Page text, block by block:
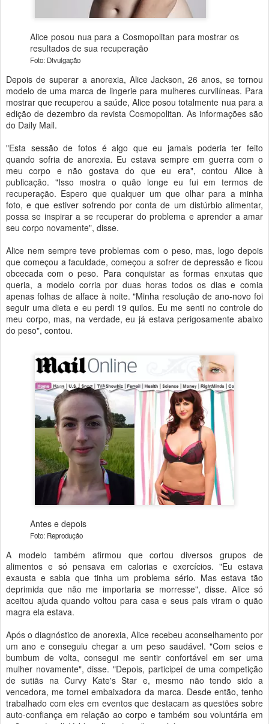
Alice posou nua para a Cosmopolitan para mostrar os
resultados de sua recuperação
Foto: Divulgação
Depois de superar a anorexia, Alice Jackson, 26 anos, se tornou
modelo de uma marca de lingerie para mulheres curvilíneas. Para
mostrar que recuperou a saúde, Alice posou totalmente nua para a
edição de dezembro da revista Cosmopolitan. As informações são
do Daily Mail.
"Esta sessão de fotos é algo que eu jamais poderia ter feito
quando sofria de anorexia. Eu estava sempre em guerra com o
meu corpo e não gostava do que eu era", contou Alice à
publicação. "Isso mostra o quão longe eu fui em termos de
recuperação. Espero que qualquer um que olhar para a minha
foto, e que estiver sofrendo por conta de um distúrbio alimentar,
possa se inspirar a se recuperar do problema e aprender a amar
seu corpo novamente", disse.
Alice nem sempre teve problemas com o peso, mas, logo depois
que começou a faculdade, começou a sofrer de depressão e ficou
obcecada com o peso. Para conquistar as formas enxutas que
queria, a modelo corria por duas horas todos os dias e comia
apenas folhas de alface à noite. "Minha resolução de ano-novo foi
seguir uma dieta e eu perdi 19 quilos. Eu me senti no controle do
meu corpo, mas, na verdade, eu já estava perigosamente abaixo
do peso", contou.
Antes e depois
Foto: Reprodução
​A modelo também afirmou que cortou diversos grupos de
alimentos e só pensava em calorias e exercícios. "Eu estava
exausta e sabia que tinha um problema sério. Mas estava tão
deprimida que não me importaria se morresse", disse. Alice só
aceitou ajuda quando voltou para casa e seus pais viram o quão
magra ela estava.
Após o diagnóstico de anorexia, Alice recebeu aconselhamento por
um ano e conseguiu chegar a um peso saudável. "Com seios e
bumbum de volta, consegui me sentir confortável em ser uma
mulher novamente", disse. "Depois, participei de uma competição
de sutiãs na Curvy Kate's Star e, mesmo não tendo sido a
vencedora, me tornei embaixadora da marca. Desde então, tenho
trabalhado com eles em eventos que destacam as questões sobre
auto-confiança em relação ao corpo e também sou voluntária em